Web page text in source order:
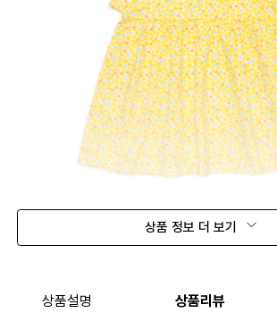
상품 정보 더 보기
상품설명 상품리뷰